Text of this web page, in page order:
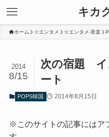
キカ
ホーム ☆エンタメ ☆エンタメ-音楽
次の宿題 イ
ート
2014
8/15
POPS韓国 2014年8月15日
※このサイトの記事にはア